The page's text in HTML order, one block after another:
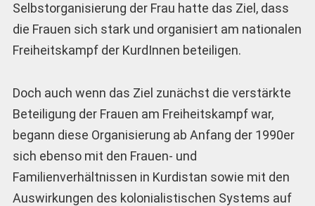
Selbstorganisierung der Frau hatte das Ziel, dass
die Frauen sich stark und organisiert am nationalen
Freiheitskampf der KurdInnen beteiligen.
Doch auch wenn das Ziel zunächst die verstärkte
Beteiligung der Frauen am Freiheitskampf war,
begann diese Organisierung ab Anfang der 1990er
sich ebenso mit den Frauen- und
Familienverhältnissen in Kurdistan sowie mit den
Auswirkungen des kolonialistischen Systems auf